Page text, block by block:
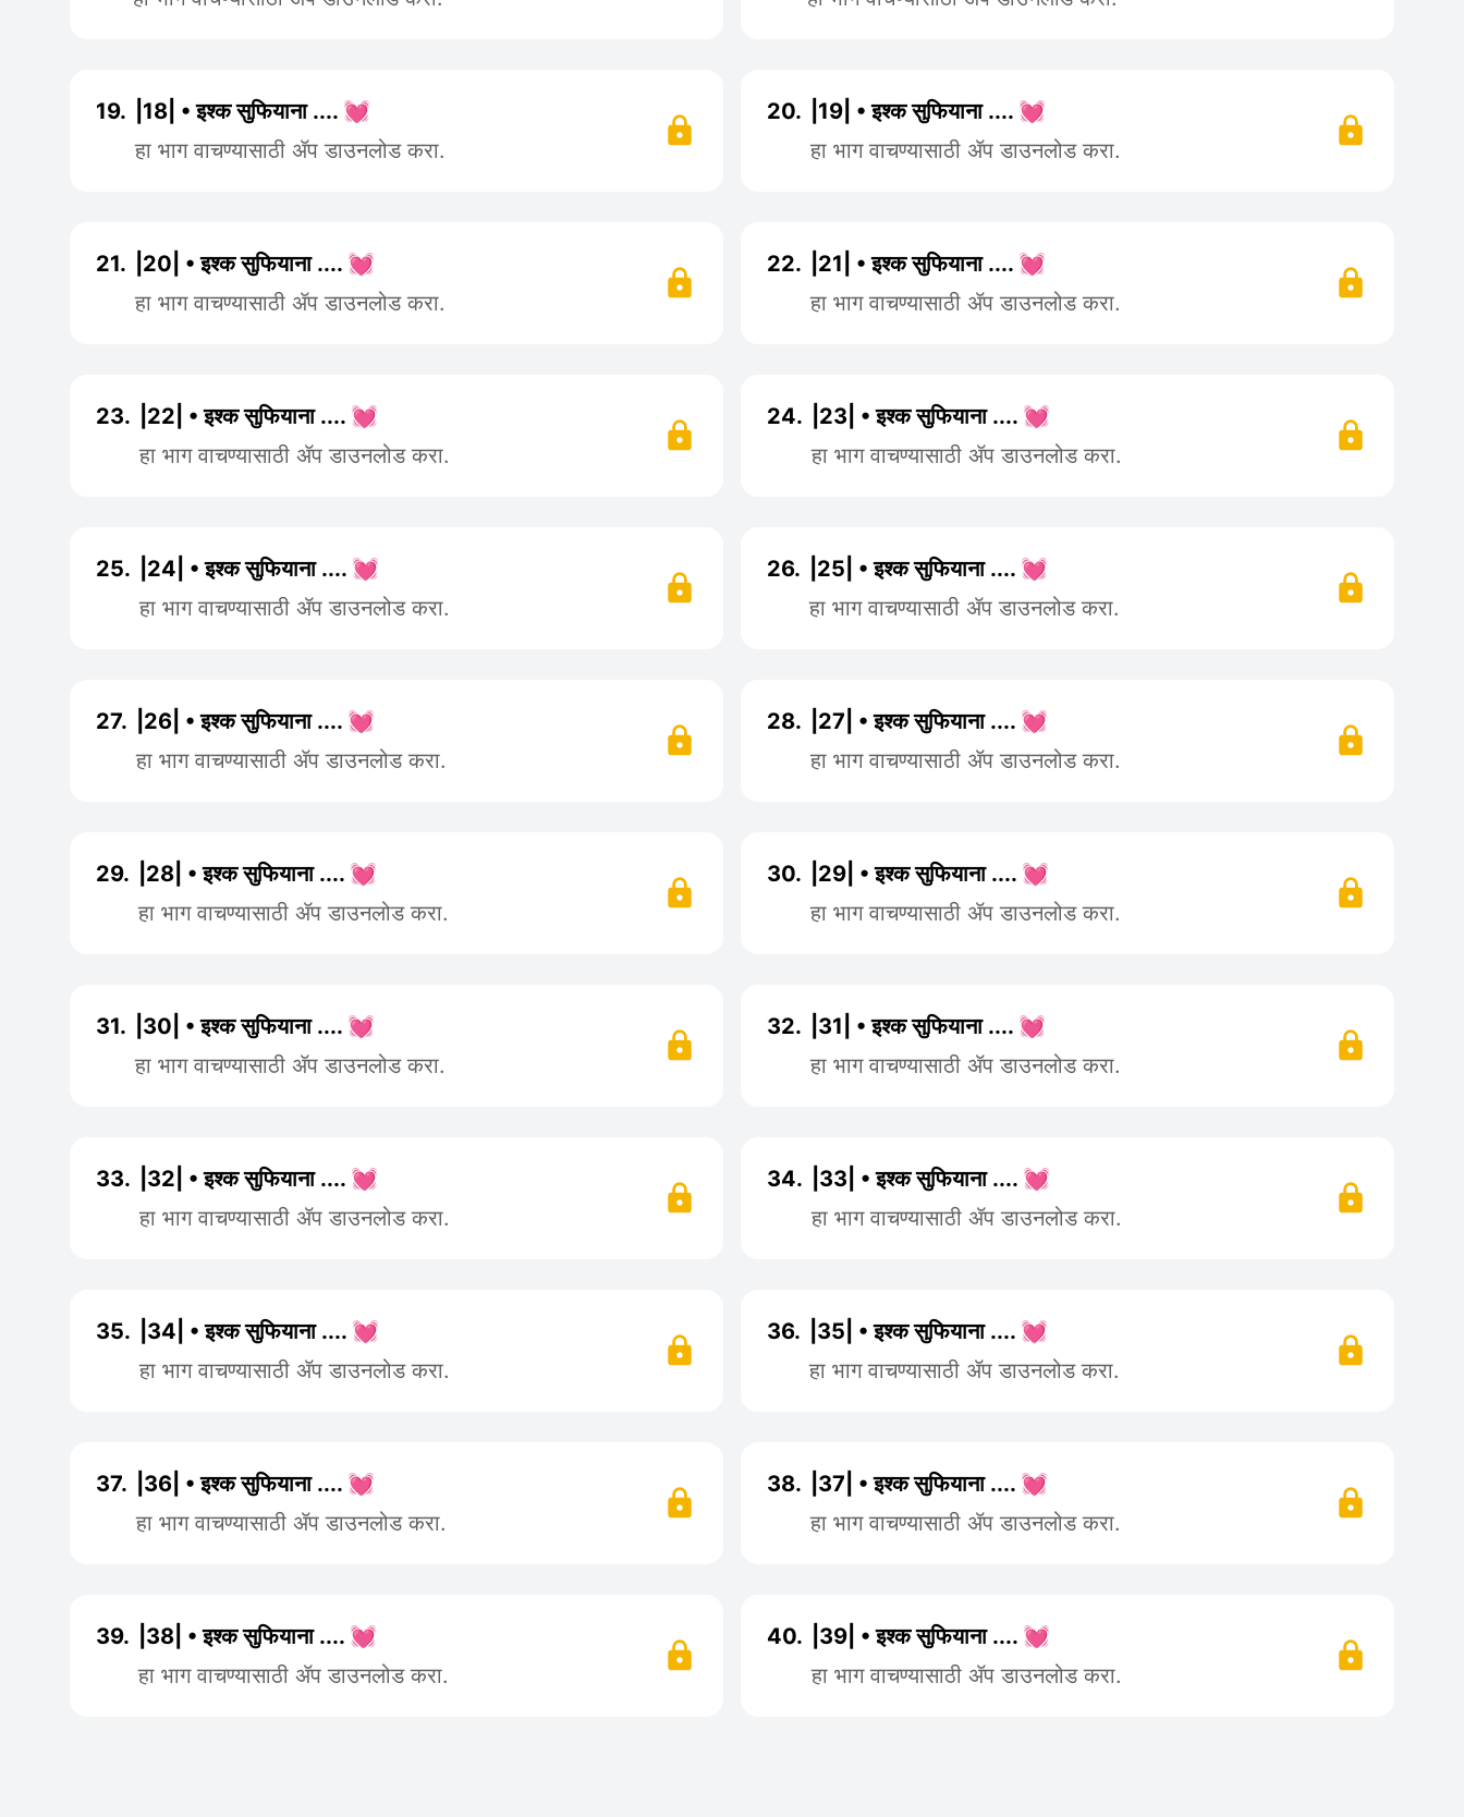
19.
|18| • इश्क सुफियाना .... 💓
हा भाग वाचण्यासाठी ॲप डाउनलोड करा.
20.
|19| • इश्क सुफियाना .... 💓
हा भाग वाचण्यासाठी ॲप डाउनलोड करा.
21.
|20| • इश्क सुफियाना .... 💓
हा भाग वाचण्यासाठी ॲप डाउनलोड करा.
22.
|21| • इश्क सुफियाना .... 💓
हा भाग वाचण्यासाठी ॲप डाउनलोड करा.
23.
|22| • इश्क सुफियाना .... 💓
हा भाग वाचण्यासाठी ॲप डाउनलोड करा.
24.
|23| • इश्क सुफियाना .... 💓
हा भाग वाचण्यासाठी ॲप डाउनलोड करा.
25.
|24| • इश्क सुफियाना .... 💓
हा भाग वाचण्यासाठी ॲप डाउनलोड करा.
26.
|25| • इश्क सुफियाना .... 💓
हा भाग वाचण्यासाठी ॲप डाउनलोड करा.
27.
|26| • इश्क सुफियाना .... 💓
हा भाग वाचण्यासाठी ॲप डाउनलोड करा.
28.
|27| • इश्क सुफियाना .... 💓
हा भाग वाचण्यासाठी ॲप डाउनलोड करा.
29.
|28| • इश्क सुफियाना .... 💓
हा भाग वाचण्यासाठी ॲप डाउनलोड करा.
30.
|29| • इश्क सुफियाना .... 💓
हा भाग वाचण्यासाठी ॲप डाउनलोड करा.
31.
|30| • इश्क सुफियाना .... 💓
हा भाग वाचण्यासाठी ॲप डाउनलोड करा.
32.
|31| • इश्क सुफियाना .... 💓
हा भाग वाचण्यासाठी ॲप डाउनलोड करा.
33.
|32| • इश्क सुफियाना .... 💓
हा भाग वाचण्यासाठी ॲप डाउनलोड करा.
34.
|33| • इश्क सुफियाना .... 💓
हा भाग वाचण्यासाठी ॲप डाउनलोड करा.
35.
|34| • इश्क सुफियाना .... 💓
हा भाग वाचण्यासाठी ॲप डाउनलोड करा.
36.
|35| • इश्क सुफियाना .... 💓
हा भाग वाचण्यासाठी ॲप डाउनलोड करा.
37.
|36| • इश्क सुफियाना .... 💓
हा भाग वाचण्यासाठी ॲप डाउनलोड करा.
38.
|37| • इश्क सुफियाना .... 💓
हा भाग वाचण्यासाठी ॲप डाउनलोड करा.
39.
|38| • इश्क सुफियाना .... 💓
हा भाग वाचण्यासाठी ॲप डाउनलोड करा.
40.
|39| • इश्क सुफियाना .... 💓
हा भाग वाचण्यासाठी ॲप डाउनलोड करा.